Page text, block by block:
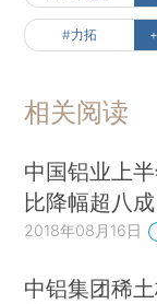
#力拓
相关阅读
中国铝业上
比降幅超八成
2018年08月16日
中铝集团稀